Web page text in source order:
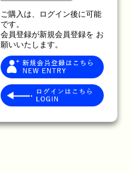
ご購入は、ログイン後に可能
です。
会員登録が新規会員登録を お
願いいたします。